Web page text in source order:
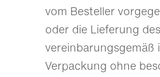
vom Besteller
oder die Lieferung
vereinbarungsgemäß
Verpackung ohne